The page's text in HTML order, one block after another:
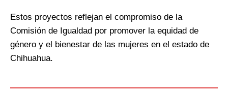
Estos proyectos reflejan el compromiso de la
Comisión de Igualdad por promover la equidad de
género y el bienestar de las mujeres en el estado de
Chihuahua.